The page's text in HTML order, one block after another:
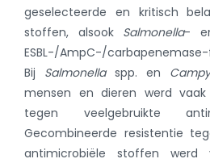
geselecteerde en kritisch
stoffen, alsook Salmonella-
ESBL-/AmpC-/
Bij Salmonellaspp. en
mensen en dieren werd vaak
tegen veelgebruikte
Gecombineerde resistentie
antimicrobiële stoffen werd